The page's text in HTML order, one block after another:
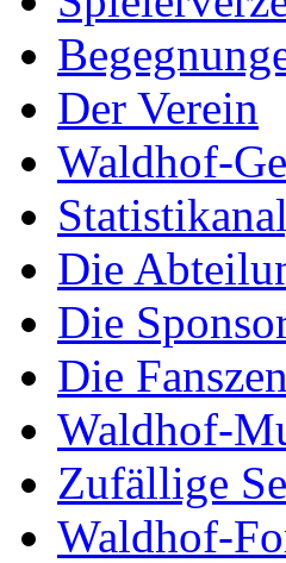
Der Verein
Waldhof-
Die
Die
Die
Waldhof-
Zufällige
Waldhof-